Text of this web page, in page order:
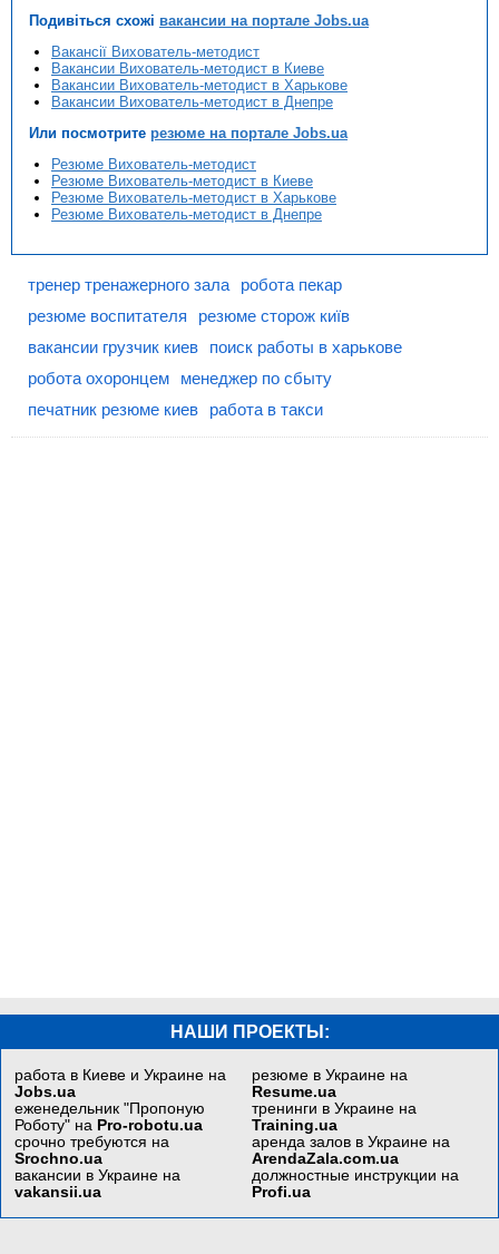
Подивіться схожі вакансии на портале Jobs.ua
Вакансії Вихователь-методист
Вакансии Вихователь-методист в Киеве
Вакансии Вихователь-методист в Харькове
Вакансии Вихователь-методист в Днепре
Или посмотрите резюме на портале Jobs.ua
Резюме Вихователь-методист
Резюме Вихователь-методист в Киеве
Резюме Вихователь-методист в Харькове
Резюме Вихователь-методист в Днепре
тренер тренажерного зала
робота пекар
резюме воспитателя
резюме сторож київ
вакансии грузчик киев
поиск работы в харькове
робота охоронцем
менеджер по сбыту
печатник резюме киев
работа в такси
НАШИ ПРОЕКТЫ:
работа в Киеве и Украине на
Jobs.ua
еженедельник "Пропоную
Роботу" на Pro-robotu.ua
срочно требуются на
Srochno.ua
вакансии в Украине на
vakansii.ua
резюме в Украине на
Resume.ua
тренинги в Украине на
Training.ua
аренда залов в Украине на
ArendaZala.com.ua
должностные инструкции на
Profi.ua